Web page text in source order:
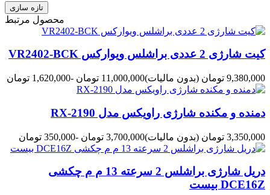
محصول مرتبط
کیت شارژی 2 عددی براشلس ویوارکس VR2402-BCK
9,380,000 تومان (بدون مالیات)11,000,000 تومان -1,620,000 تومان
دمنده و مکنده شارژی راویکس مدل RX-2190
3,350,000 تومان (بدون مالیات)3,700,000 تومان -350,000 تومان
دریل شارژی براشلس 2 سرعته 13 م م چکشی
DCE16Z بیست